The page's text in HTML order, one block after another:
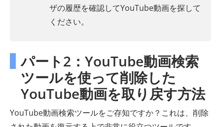
ザの履歴を確認してYouTube動画を探して
ください。
パート2：YouTube動画検索
ツールを使って削除した
YouTube動画を取り戻す方法
YouTube動画検索ツールをご存知ですか？これは、削除